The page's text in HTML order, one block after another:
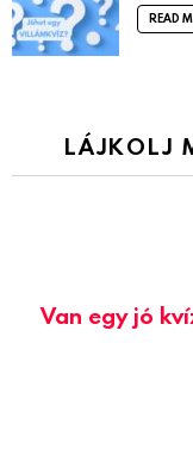
READ
LÁJKOLJ
Van egy jó